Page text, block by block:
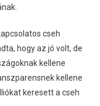
cseh
hogy az jó volt, de
kellene
kellene
keresett a cseh